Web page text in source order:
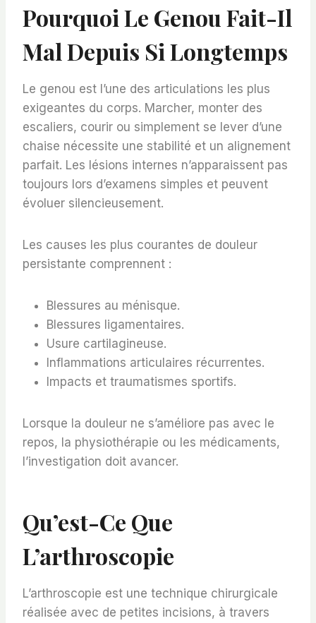
Pourquoi Le Genou Fait-Il
Mal Depuis Si Longtemps
Le genou est l’une des articulations les plus
exigeantes du corps. Marcher, monter des
escaliers, courir ou simplement se lever d’une
chaise nécessite une stabilité et un alignement
parfait. Les lésions internes n’apparaissent pas
toujours lors d’examens simples et peuvent
évoluer silencieusement.
Les causes les plus courantes de douleur
persistante comprennent :
Blessures au ménisque.
Blessures ligamentaires.
Usure cartilagineuse.
Inflammations articulaires récurrentes.
Impacts et traumatismes sportifs.
Lorsque la douleur ne s’améliore pas avec le
repos, la physiothérapie ou les médicaments,
l’investigation doit avancer.
Qu’est-Ce Que
L’arthroscopie
L’arthroscopie est une technique chirurgicale
réalisée avec de petites incisions, à travers